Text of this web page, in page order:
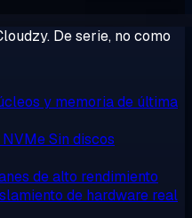
De serie, no como
y memoria de última
Sin discos
de alto rendimiento
de hardware real